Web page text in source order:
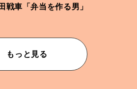
戦車「弁当を作る男」
もっと見る